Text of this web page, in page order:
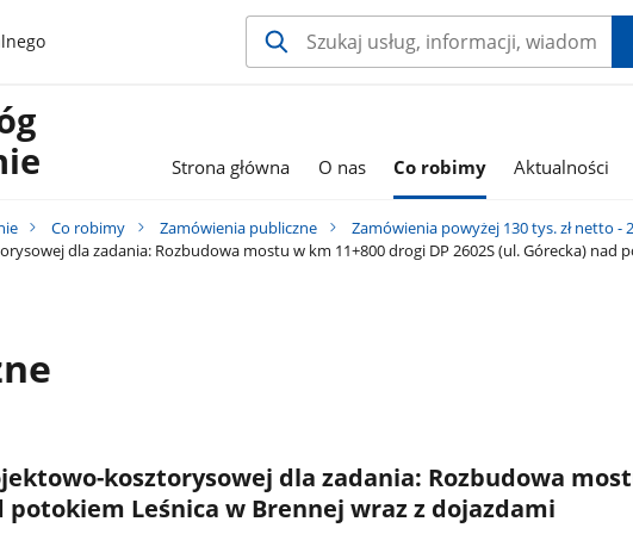
Strona główna O nas Co robimy Aktualności
Co robimy Zamówienia publiczne
Zamówienia powyżej 130 tys. zł netto -
dla zadania: Rozbudowa mostu w km 11+800 drogi DP 2602S (ul. Górecka) nad
kosztorysowej dla zadania: Rozbudowa
potokiem Leśnica w Brennej wraz z dojazdami